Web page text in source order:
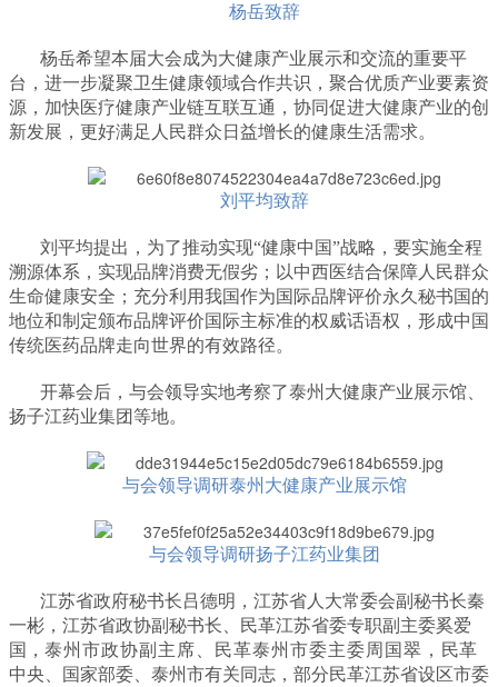
杨岳致辞
杨岳希望本届大会成为大健康产业展示和交流的重要平
台，进一步凝聚卫生健康领域合作共识，聚合优质产业要素资
源，加快医疗健康产业链互联互通，协同促进大健康产业的创
新发展，更好满足人民群众日益增长的健康生活需求。
刘平均致辞
刘平均提出，为了推动实现“健康中国”战略，要实施全程
溯源体系，实现品牌消费无假劣；以中西医结合保障人民群众
生命健康安全；充分利用我国作为国际品牌评价永久秘书国的
地位和制定颁布品牌评价国际主标准的权威话语权，形成中国
传统医药品牌走向世界的有效路径。
开幕会后，与会领导实地考察了泰州大健康产业展示馆、
扬子江药业集团等地。
与会领导调研泰州大健康产业展示馆
与会领导调研扬子江药业集团
江苏省政府秘书长吕德明，江苏省人大常委会副秘书长秦
一彬，江苏省政协副秘书长、民革江苏省委专职副主委奚爱
国， 泰州市政协副主席、民革泰州市委主委周国翠， 民革
中央、国家部委、泰州市有关同志，部分民革江苏省设区市委